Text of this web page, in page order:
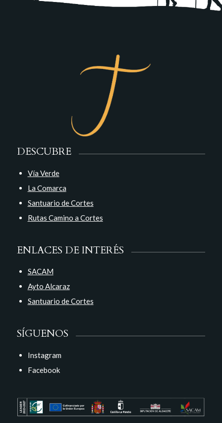
DESCUBRE
Vía Verde
La Comarca
Santuario de Cortes
Rutas Camino a Cortes
ENLACES DE INTERÉS
SACAM
Ayto Alcaraz
Santuario de Cortes
SÍGUENOS
Instagram
Facebook